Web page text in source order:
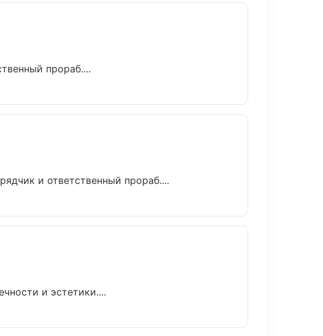
прораб....
и ответственный прораб....
и эстетики....